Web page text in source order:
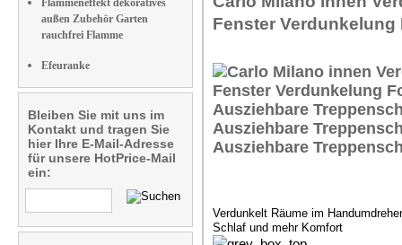
Flammeneffekt dekoratives
außen Zubehör Garten
rauchfrei Flamme
Efeuranke
Bleiben Sie mit uns im
Kontakt und tragen Sie
hier Ihre E-Mail-Adresse
für unsere HotPrice-Mail
ein:
Fenster Verdunkelung
Verdunkelt Räume im
Schlaf und mehr Komfort